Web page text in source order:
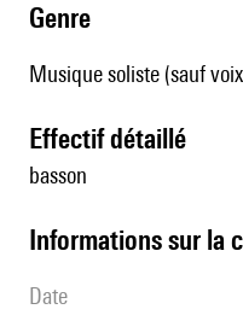
genre
Musique soliste (sauf
effectif détaillé
basson
informations sur la
date